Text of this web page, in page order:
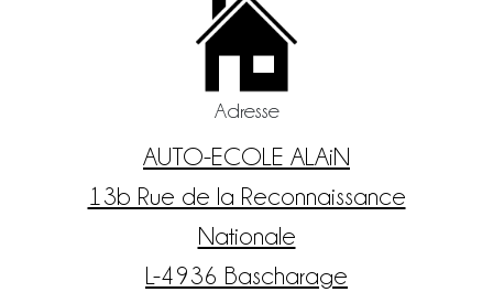
Adresse
AUTO-ECOLE ALAiN
13b Rue de la Reconnaissance
Nationale
L-4936 Bascharage